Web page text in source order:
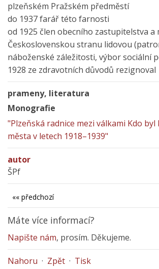
plzeňském Pražském předměstí
do 1937 farář této farnosti
od 1925 člen obecního zastupitelstva a
Československou stranu lidovou
náboženské záležitosti, výbor sociální
1928 ze zdravotních důvodů rezignoval
prameny, literatura
Monografie
"Plzeňská radnice mezi válkami Kdo byl
města v letech 1918–1939"
autor
ŠPf
«« předchozí
Máte více informací?
Napište nám, prosím. Děkujeme.
Nahoru · Zpět · Tisk